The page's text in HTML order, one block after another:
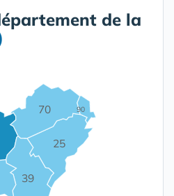
de la
25
39
70 90